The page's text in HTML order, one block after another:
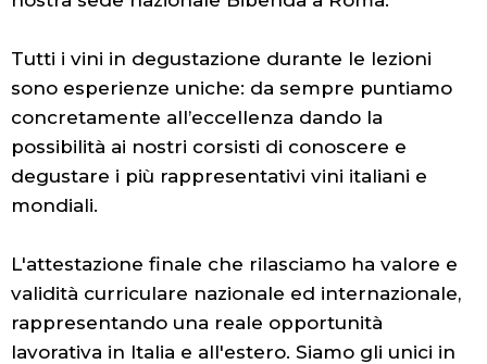
Tutti i vini in degustazione durante le lezioni
sono esperienze uniche: da sempre puntiamo
concretamente all’eccellenza dando la
possibilità ai nostri corsisti di conoscere e
degustare i più rappresentativi vini italiani e
mondiali.
L'attestazione finale che rilasciamo ha valore e
validità curriculare nazionale ed internazionale,
rappresentando una reale opportunità
lavorativa in Italia e all'estero. Siamo gli unici in